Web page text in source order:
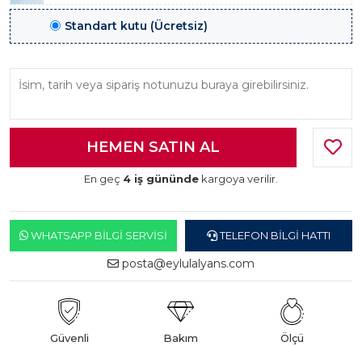
Standart kutu (Ücretsiz)
En geç 4 iş gününde kargoya verilir.
WHATSAPP BILGI SERVISI TELEFON BILGI HATTI
posta@eylulalyans.com
Güvenli
Bakım
Ölçü